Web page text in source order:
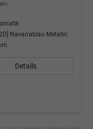
Navarrablau Metallic
Details